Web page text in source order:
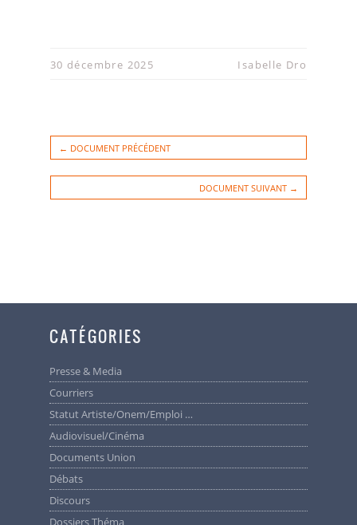
30 décembre 2025 Isabelle Dro
← DOCUMENT PRÉCÉDENT
DOCUMENT SUIVANT →
CATÉGORIES
Presse & Media
Courriers
Statut Artiste/Onem/Emploi …
Audiovisuel/cinéma
Documents Union
Débats
Discours
Dossiers Théma